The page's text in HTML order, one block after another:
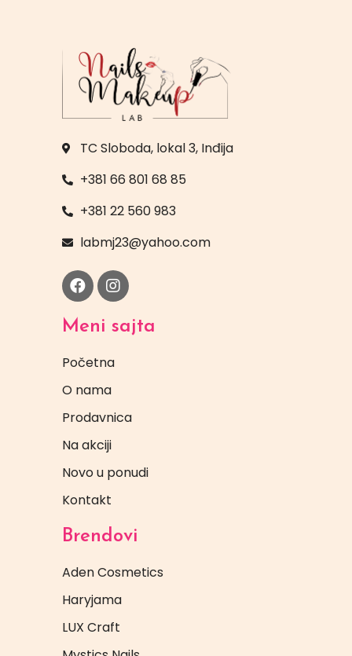
TC Sloboda, lokal 3, Inđija
+381 66 801 68 85
+381 22 560 983
labmj23@yahoo.com
Meni sajta
Početna
O nama
Prodavnica
Na akciji
Novo u ponudi
Kontakt
Brendovi
Aden Cosmetics
Haryjama
LUX Craft